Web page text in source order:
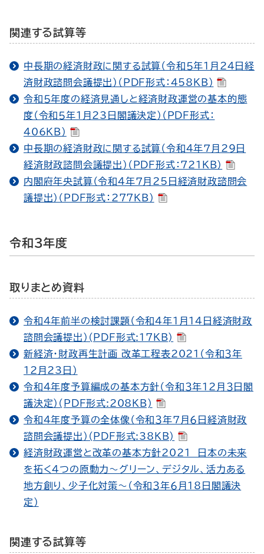
関連する試算等
中長期の経済財政に関する試算（令和５年１月24日経
済財政諮問会議提出）（PDF形式：458KB）
令和５年度の経済見通しと経済財政運営の基本的態
度（令和５年１月23日閣議決定）（PDF形式：
406KB）
中長期の経済財政に関する試算（令和４年７月29日
経済財政諮問会議提出）（PDF形式：721KB）
内閣府年央試算（令和４年７月25日経済財政諮問会
議提出）（PDF形式：277KB）
令和３年度
取りまとめ資料
令和４年前半の検討課題（令和４年1月14日経済財政
諮問会議提出）(PDF形式:17KB)
新経済・財政再生計画 改革工程表2021（令和３年
12月23日）
令和４年度予算編成の基本方針（令和３年12月３日閣
議決定）(PDF形式:208KB)
令和４年度予算の全体像（令和３年７月６日経済財政
諮問会議提出）(PDF形式:38KB)
経済財政運営と改革の基本方針2021 日本の未来
を拓く４つの原動力～グリーン、デジタル、活力ある
地方創り、少子化対策～（令和３年６月18日閣議決
定）
関連する試算等